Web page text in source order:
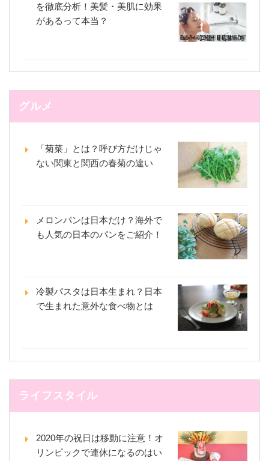
を徹底分析！美髪・美肌に効果
があるって本当？
グルメ
「菊菜」とは？呼び方だけじゃ
ない関東と関西の春菊の違い
メロンパンは日本だけ？海外で
も人気の日本のパンをご紹介！
冷製パスタは日本生まれ？日本
で生まれた意外な食べ物とは
ライフスタイル
2020年の祝日は移動に注意！オ
リンピックで連休になるのはい